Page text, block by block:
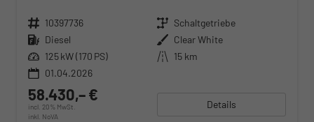
Fahrzeugnr. 10397736 Getriebe Schaltgetriebe
Kraftstoff Diesel Außenfarbe Clear White
Leistung 125 kW (170 PS) Kilometerstand 15 km
01.04.2026
58.430,– €
incl. 20% MwSt.
inkl. NoVA
Details